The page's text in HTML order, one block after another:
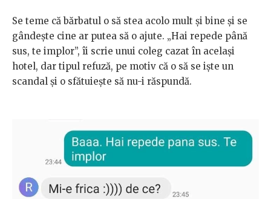
Se teme că bărbatul o să stea acolo mult și bine și se
gândește cine ar putea să o ajute. „Hai repede până
sus, te implor”, îi scrie unui coleg cazat în același
hotel, dar tipul refuză, pe motiv că o să se iște un
scandal și o sfătuiește să nu-i răspundă.